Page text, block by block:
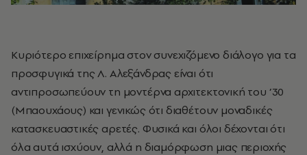
Kυριότερο επιχείρημα στον συνεχιζόμενο διάλογο για τα
προσφυγικά της Λ. Aλεξάνδρας είναι ότι
αντιπροσωπεύουν τη μοντέρνα αρχιτεκτονική του ’30
(Μπαουχάους) και γενικώς ότι διαθέτουν μοναδικές
κατασκευαστικές αρετές. Φυσικά και όλοι δέχονται ότι
όλα αυτά ισχύουν, αλλά η διαμόρφωση μιας περιοχής